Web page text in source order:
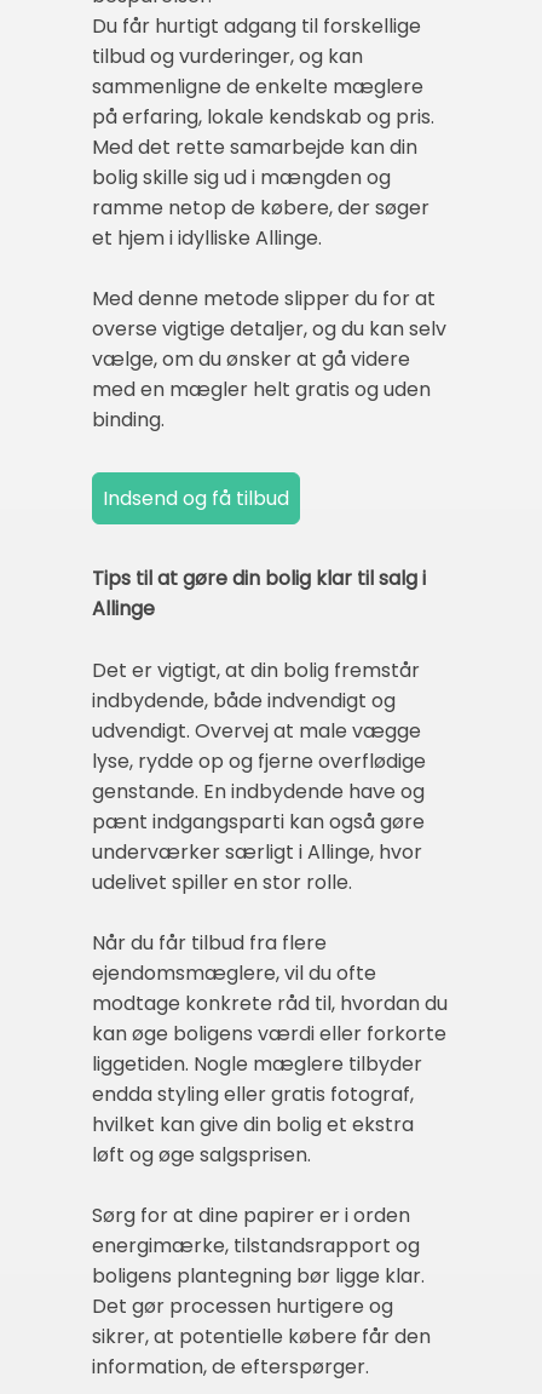
Du får hurtigt adgang til forskellige
tilbud og vurderinger, og kan
sammenligne de enkelte mæglere
på erfaring, lokale kendskab og pris.
Med det rette samarbejde kan din
bolig skille sig ud i mængden og
ramme netop de købere, der søger
et hjem i idylliske Allinge.
Med denne metode slipper du for at
overse vigtige detaljer, og du kan selv
vælge, om du ønsker at gå videre
med en mægler helt gratis og uden
binding.
Tips til at gøre din bolig klar til salg i
Allinge
Det er vigtigt, at din bolig fremstår
indbydende, både indvendigt og
udvendigt. Overvej at male vægge
lyse, rydde op og fjerne overflødige
genstande. En indbydende have og
pænt indgangsparti kan også gøre
underværker særligt i Allinge, hvor
udelivet spiller en stor rolle.
Når du får tilbud fra flere
ejendomsmæglere, vil du ofte
modtage konkrete råd til, hvordan du
kan øge boligens værdi eller forkorte
liggetiden. Nogle mæglere tilbyder
endda styling eller gratis fotograf,
hvilket kan give din bolig et ekstra
løft og øge salgsprisen.
Sørg for at dine papirer er i orden
energimærke, tilstandsrapport og
boligens plantegning bør ligge klar.
Det gør processen hurtigere og
sikrer, at potentielle købere får den
information, de efterspørger.